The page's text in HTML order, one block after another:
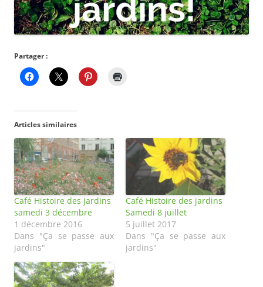
Partager :
Articles similaires
Café Histoire des jardins
samedi 3 décembre
1 décembre 2016
Dans "Ça se passe aux
jardins"
Café Histoire des jardins
Samedi 8 juillet
5 juillet 2017
Dans "Ça se passe aux
jardins"